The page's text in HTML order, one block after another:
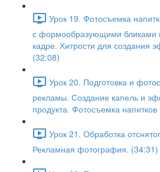
Урок 19. Фотосъемка
с формообразующими бликами
кадре. Хитрости для создания
(32:08)
Урок 20. Подготовка и
рекламы. Создание капель и
продукта. Фотосъемка
Урок 21. Обработка
Рекламная фотография. (34:31)